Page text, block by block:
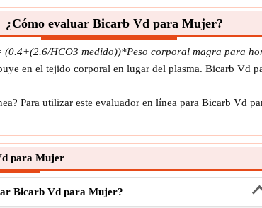
¿Cómo evaluar Bicarb Vd para Mujer?
(0.4+(2.6/HCO3 medido))*Peso corporal magra para
en el tejido corporal en lugar del plasma. Bicarb Vd
Para utilizar este evaluador en línea para Bicarb Vd
para Mujer
Bicarb Vd para Mujer?